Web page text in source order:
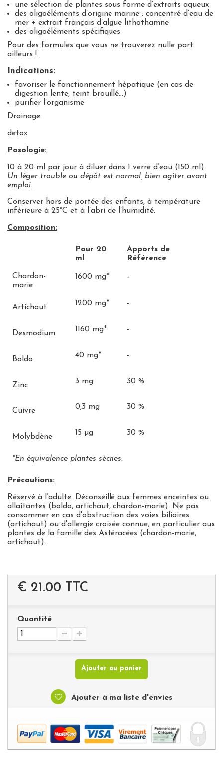
une sélection de plantes sous forme d’extraits aqueux
des oligoéléments d’origine marine : concentré d’eau de
mer + extrait français d’algue lithothamne
des oligoéléments spécifiques
Pour des formules que vous ne trouverez nulle part
ailleurs !
Indications:
favoriser le fonctionnement hépatique (en cas de
digestion lente, teint brouillé…)
purifier l’organisme
Drainage
detox
Posologie:
10 à 20 ml par jour à diluer dans 1 verre d’eau (150 ml).
Un léger trouble ou dépôt est normal, bien agiter avant
emploi.
Conserver hors de portée des enfants, à température
inférieure à 25°C et à l’abri de l’humidité.
Composition:
Pour 20
ml
Apports de
Référence
Chardon-
marie
1600 mg* -
Artichaut 1200 mg* -
Desmodium 1160 mg* -
Boldo 40 mg* -
Zinc 3 mg 30 %
Cuivre 0,3 mg 30 %
Molybdène 15 µg 30 %
*En équivalence plantes sèches.
Précautions:
Réservé à l’adulte. Déconseillé aux femmes enceintes ou
allaitantes (boldo, artichaut, chardon-marie). Ne pas
consommer en cas d'obstruction des voies biliaires
(artichaut) ou d'allergie croisée connue, en particulier aux
plantes de la famille des Astéracées (chardon-marie,
artichaut).
€ 21.00 TTC
Quantité
Ajouter au panier
Ajouter à ma liste d'envies